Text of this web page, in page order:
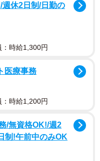
育学研究科附属海洋教
者？」より引用）。甲
「普段14.5ノット（時
ット以下（時速22km以
週休2日制/日勤の
：時給1,300円
医療事務
：時給1,200円
/無資格OK!/週2
制!午前中のみOK